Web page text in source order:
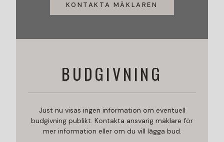
KONTAKTA MÄKLAREN
BUDGIVNING
Just nu visas ingen information om eventuell
budgivning publikt. Kontakta ansvarig mäklare för
mer information eller om du vill lägga bud.